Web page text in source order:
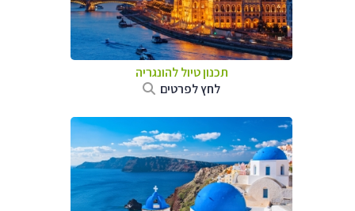
תכנון טיול להונגריה
לחץ לפרטים